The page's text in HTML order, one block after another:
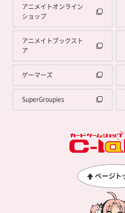
アニメイトオンライン
ショップ
アニメイトブックスト
ア
ゲーマーズ
SuperGroupies